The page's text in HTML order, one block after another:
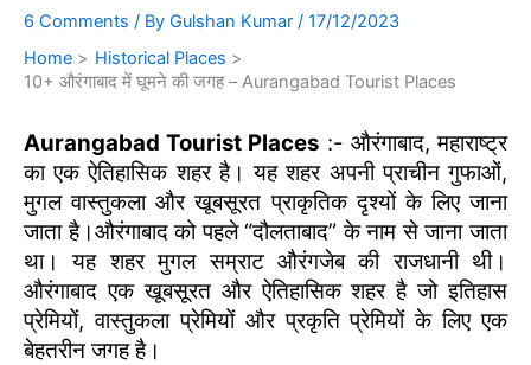
6 Comments / By Gulshan Kumar / 17/12/2023
Home
Historical Places
10+ औरंगाबाद में घूमने की जगह – Aurangabad Tourist Places
Aurangabad Tourist Places :- औरंगाबाद, महाराष्ट्र
का एक ऐतिहासिक शहर है। यह शहर अपनी प्राचीन गुफाओं,
मुगल वास्तुकला और खूबसूरत प्राकृतिक दृश्यों के लिए जाना
जाता है।औरंगाबाद को पहले “दौलताबाद” के नाम से जाना जाता
था। यह शहर मुगल सम्राट औरंगजेब की राजधानी थी।
औरंगाबाद एक खूबसूरत और ऐतिहासिक शहर है जो इतिहास
प्रेमियों, वास्तुकला प्रेमियों और प्रकृति प्रेमियों के लिए एक
बेहतरीन जगह है।